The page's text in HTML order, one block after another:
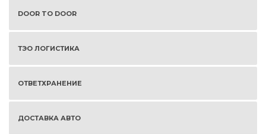
DOOR TO DOOR
ТЭО ЛОГИСТИКА
ОТВЕТХРАНЕНИЕ
ДОСТАВКА АВТО